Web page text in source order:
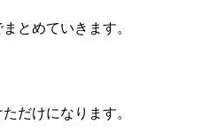
とめていきます。
だけになります。